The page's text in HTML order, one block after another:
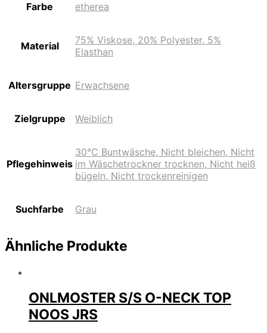
Farbe etherea
Material
75% Viskose, 20% Polyester, 5%
Elasthan
Altersgruppe Erwachsene
Zielgruppe Weiblich
Pflegehinweis
30°C Buntwäsche, Nicht bleichen, Nicht
im Wäschetrockner trocknen, Nicht heiß
bügeln, Nicht trockenreinigen
Suchfarbe Grau
Ähnliche Produkte
ONLMOSTER S/S O-NECK TOP
NOOS JRS